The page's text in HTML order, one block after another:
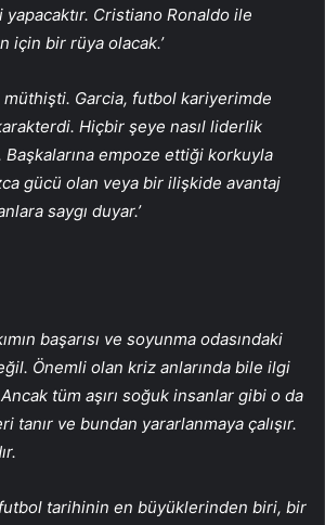
Cristiano Ronaldo ile
için bir rüya olacak.’
Garcia, futbol kariyerimde
Hiçbir şeye nasıl liderlik
empoze ettiği korkuyla
gücü olan veya bir ilişkide avantaj
saygı duyar.’
başarısı ve soyunma odasındaki
Önemli olan kriz anlarında bile ilgi
tüm aşırı soğuk insanlar gibi o da
tanır ve bundan yararlanmaya çalışır.
tarihinin en büyüklerinden biri, bir